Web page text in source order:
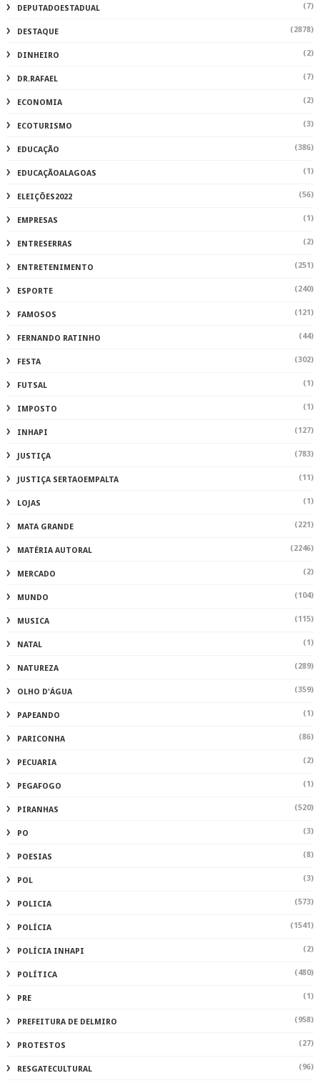
DEPUTADOESTADUAL (7)
DESTAQUE (2878)
DINHEIRO (2)
DR.RAFAEL (7)
ECONOMIA (2)
ECOTURISMO (3)
EDUCAÇÃO (386)
EDUCAÇÃOALAGOAS (1)
ELEIÇÕES2022 (56)
EMPRESAS (1)
ENTRESERRAS (2)
ENTRETENIMENTO (251)
ESPORTE (240)
FAMOSOS (121)
FERNANDO RATINHO (44)
FESTA (302)
FUTSAL (1)
IMPOSTO (1)
INHAPI (127)
JUSTIÇA (783)
JUSTIÇA SERTAOEMPALTA (11)
LOJAS (1)
MATA GRANDE (221)
MATÉRIA AUTORAL (2246)
MERCADO (2)
MUNDO (104)
MUSICA (115)
NATAL (1)
NATUREZA (289)
OLHO D'ÁGUA (359)
PAPEANDO (1)
PARICONHA (86)
PECUARIA (2)
PEGAFOGO (1)
PIRANHAS (520)
PO (3)
POESIAS (8)
POL (3)
POLICIA (573)
POLÍCIA (1541)
POLÍCIA INHAPI (2)
POLÍTICA (480)
PRE (1)
PREFEITURA DE DELMIRO (958)
PROTESTOS (27)
RESGATECULTURAL (96)